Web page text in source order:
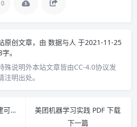
0
原创文章，由 数据与人 于2021-11-25
。
殊说明外本站文章皆由CC-4.0协议发
明出处。
C语言接口与实现：创建可重用软件的技术pdf下载
美团机器学习实践 PDF 下载
下一篇